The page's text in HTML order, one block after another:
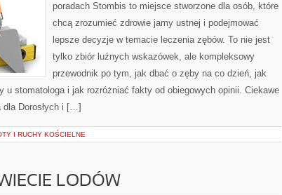
poradach Stombis to miejsce stworzone dla osób, które
chcą zrozumieć zdrowie jamy ustnej i podejmować
lepsze decyzje w temacie leczenia zębów. To nie jest
tylko zbiór luźnych wskazówek, ale kompleksowy
przewodnik po tym, jak dbać o zęby na co dzień, jak
u stomatologa i jak rozróżniać fakty od obiegowych opinii. Ciekawe
dla Dorosłych i […]
I RUCHY KOŚCIELNE
LODÓW